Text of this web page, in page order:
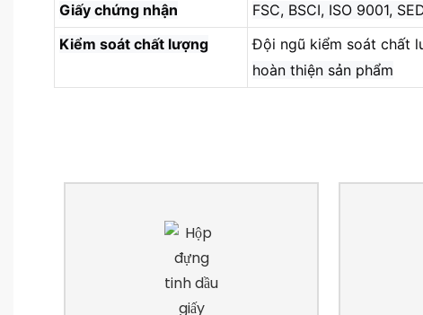
Giấy chứng nhận
FSC, BSCI, ISO 9001,
Kiểm soát chất lượng
Đội ngũ kiểm soát chất
hoàn thiện sản phẩm